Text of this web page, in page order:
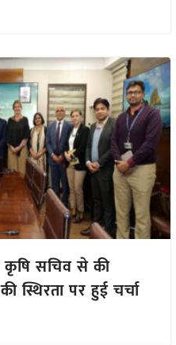
सचिव से की
स्थिरता पर हुई चर्चा